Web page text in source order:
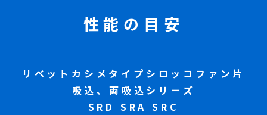
・比較的ヘビーデューティー
性能の目安
リベットカシメタイプシロッコファン片
吸込、両吸込シリーズ
SRD SRA SRC